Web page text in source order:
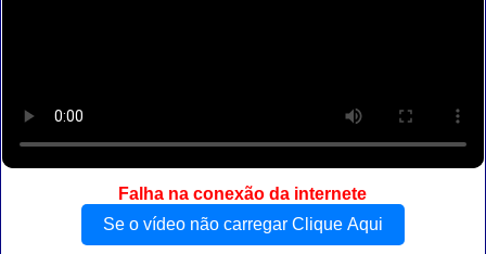
Falha na conexão da internete
Se o vídeo não carregar Clique Aqui